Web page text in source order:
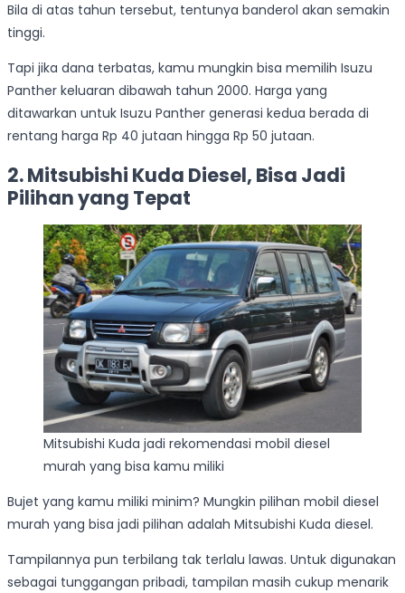
Bila di atas tahun tersebut, tentunya banderol akan semakin
tinggi.
Tapi jika dana terbatas, kamu mungkin bisa memilih Isuzu
Panther keluaran dibawah tahun 2000. Harga yang
ditawarkan untuk Isuzu Panther generasi kedua berada di
rentang harga Rp 40 jutaan hingga Rp 50 jutaan.
2. Mitsubishi Kuda Diesel, Bisa Jadi
Pilihan yang Tepat
Mitsubishi Kuda jadi rekomendasi mobil diesel
murah yang bisa kamu miliki
Bujet yang kamu miliki minim? Mungkin pilihan mobil diesel
murah yang bisa jadi pilihan adalah Mitsubishi Kuda diesel.
Tampilannya pun terbilang tak terlalu lawas. Untuk digunakan
sebagai tunggangan pribadi, tampilan masih cukup menarik